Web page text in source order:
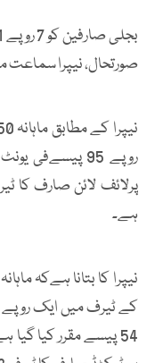
صورتحال، نیپرا
ہے۔